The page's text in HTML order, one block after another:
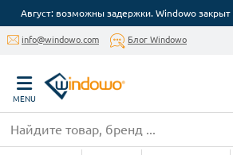
Август: возможны задержки. Windowo
info@windowo.com Блог Windowo
MENU